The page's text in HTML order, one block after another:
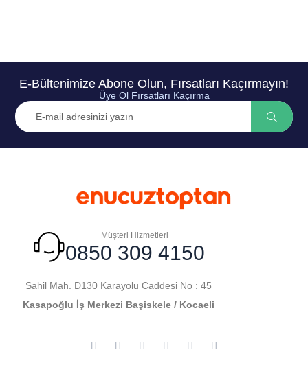
E-Bültenimize Abone Olun, Fırsatları Kaçırmayın!
Üye Ol Fırsatları Kaçırma
Müşteri Hizmetleri
0850 309 4150
Sahil Mah. D130 Karayolu Caddesi No : 45
Kasapoğlu İş Merkezi Başiskele / Kocaeli